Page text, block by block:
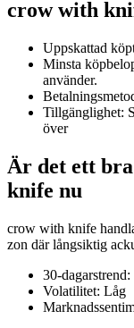
COIN-M
Futures för
TradFi
Derivat för
crow with
Uppskattad
Minsta
använder.
Tillgänglighet:
över
Är det ett
knife nu
crow with knife
zon där långsiktig
30-dagarstrend:
Volatilitet: Låg